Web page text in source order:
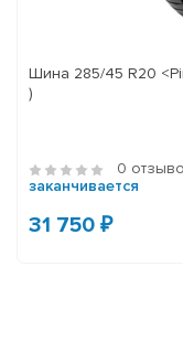
Шина 285/45 R20
)
0
заканчивается
31 750 ₽